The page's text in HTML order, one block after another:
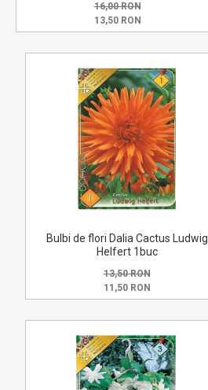
16,00 RON
13,50 RON
Bulbi de flori Dalia Cactus Ludwig
Helfert 1buc
13,50 RON
11,50 RON